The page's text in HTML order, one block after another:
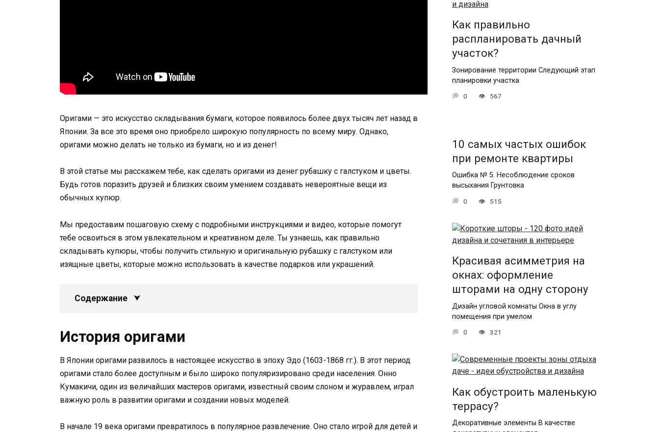
Оригами — это искусство складывания бумаги, которое появилось более двух тысяч лет назад в
Японии. За все это время оно приобрело широкую популярность по всему миру. Однако,
оригами можно делать не только из бумаги, но и из денег!
В этой статье мы расскажем тебе, как сделать оригами из денег рубашку с галстуком и цветы.
Будь готов поразить друзей и близких своим умением создавать невероятные вещи из
обычных купюр.
Мы предоставим пошаговую схему с подробными инструкциями и видео, которые помогут
тебе освоиться в этом увлекательном и креативном деле. Ты узнаешь, как правильно
складывать купюры, чтобы получить стильную и оригинальную рубашку с галстуком или
изящные цветы, которые можно использовать в качестве подарков или украшений.
Содержание
История оригами
В Японии оригами развилось в настоящее искусство в эпоху Эдо (1603-1868 гг.). В этот период
оригами стало более доступным и было широко популяризировано среди населения. Онно
Кумакичи, один из величайших мастеров оригами, известный своим слоном и журавлем, играл
важную роль в развитии оригами и создании новых моделей.
В начале 19 века оригами превратилось в популярное развлечение. Оно стало игрой для детей и
Как правильно
распланировать дачный
участок?
Зонирование территории Следующий этап
планировки участка
0 567
10 самых частых ошибок
при ремонте квартиры
Ошибка № 5. Несоблюдение сроков
высыхания Грунтовка
0 515
Красивая асимметрия на
окнах: оформление
шторами на одну сторону
Дизайн угловой комнаты Окна в углу
помещения при умелом
0 321
Как обустроить маленькую
террасу?
Декоративные элементы В качестве